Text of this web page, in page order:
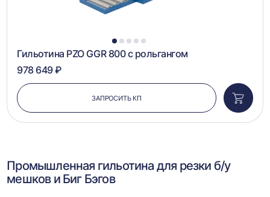
1 2 3 4 5
Гильотина PZO GGR 800 с рольгангом
978 649 ₽
ЗАПРОСИТЬ КП
в
Промышленная гильотина для резки б/у
мешков и Биг Бэгов